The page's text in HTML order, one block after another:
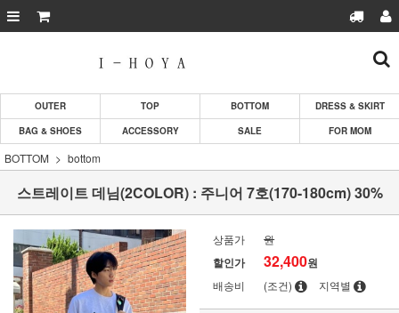
OUTER TOP BOTTOM
DRESS & SKIRT
BAG & SHOES
ACCESSORY SALE FOR MOM
BOTTOM bottom
스트레이트 데님(2COLOR) : 주니어 7호(170-180cm) 30%
상품가 원
할인가 32,400원
배송비 (조건) 지역별